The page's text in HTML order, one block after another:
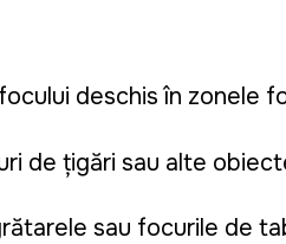
deschis în zonele
de țigări sau alte
sau focurile de